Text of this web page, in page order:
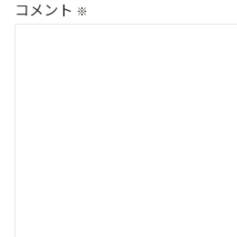
コメント ※